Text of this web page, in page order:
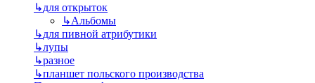
↳для открыток
↳Альбомы
↳для пивной атрибутики
↳лупы
↳разное
↳планшет польского производства